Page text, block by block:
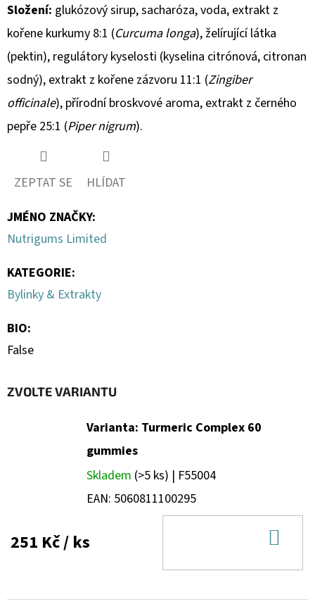
Složení: glukózový sirup, sacharóza, voda, extrakt z
kořene kurkumy 8:1 (Curcuma longa), želírující látka
(pektin), regulátory kyselosti (kyselina citrónová, citronan
sodný), extrakt z kořene zázvoru 11:1 (Zingiber
officinale), přírodní broskvové aroma, extrakt z černého
pepře 25:1 (Piper nigrum).
ZEPTAT SE
HLÍDAT
JMÉNO ZNAČKY:
Nutrigums Limited
KATEGORIE:
Bylinky & Extrakty
BIO:
False
ZVOLTE VARIANTU
Varianta: Turmeric Complex 60
gummies
Skladem (>5 ks) | F55004
EAN: 5060811100295
251 Kč/ ks